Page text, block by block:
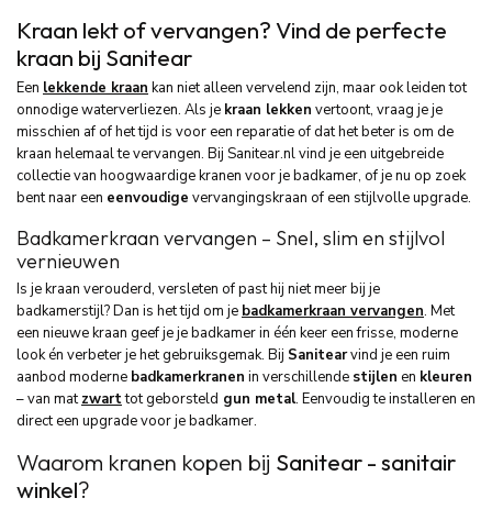
Kraan lekt of vervangen? Vind de perfecte
kraan bij Sanitear
Een lekkende kraan kan niet alleen vervelend zijn, maar ook leiden tot
onnodige waterverliezen. Als je kraan lekken vertoont, vraag je je
misschien af of het tijd is voor een reparatie of dat het beter is om de
kraan helemaal te vervangen. Bij Sanitear.nl vind je een uitgebreide
collectie van hoogwaardige kranen voor je badkamer, of je nu op zoek
bent naar een eenvoudige vervangingskraan of een stijlvolle upgrade.
Badkamerkraan vervangen – Snel, slim en stijlvol
vernieuwen
Is je kraan verouderd, versleten of past hij niet meer bij je
badkamerstijl? Dan is het tijd om je badkamerkraan vervangen. Met
een nieuwe kraan geef je je badkamer in één keer een frisse, moderne
look én verbeter je het gebruiksgemak. Bij Sanitearvind je een ruim
aanbod moderne badkamerkranen in verschillende stijlen en kleuren
– van matzwarttot geborsteld gun metal. Eenvoudig te installeren en
direct een upgrade voor je badkamer.
Waarom kranen kopen bij Sanitear - sanitair
winkel?